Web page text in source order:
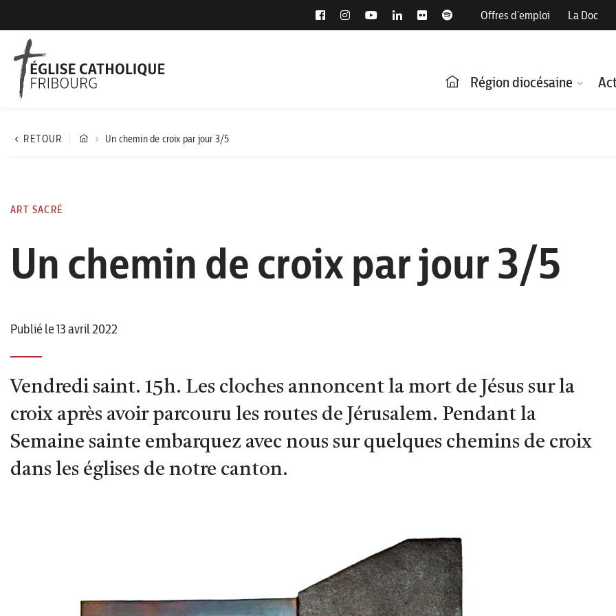
Offres d’emploi La Doc
Région diocésaine
RETOUR Un chemin de croix par jour 3/5
ART SACRÉ
Un chemin de croix par jour 3/5
Publié le 13 avril 2022
Vendredi saint. 15h. Les cloches annoncent la mort de Jésus sur la
croix après avoir parcouru les routes de Jérusalem. Pendant la
Semaine sainte embarquez avec nous sur quelques chemins de croix
dans les églises de notre canton.